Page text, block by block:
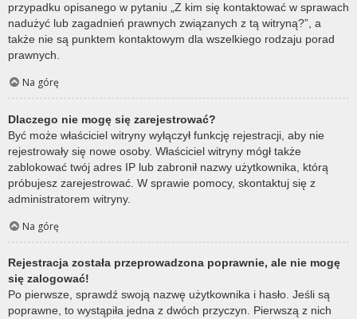
przypadku opisanego w pytaniu „Z kim się kontaktować w sprawach
nadużyć lub zagadnień prawnych związanych z tą witryną?”, a
także nie są punktem kontaktowym dla wszelkiego rodzaju porad
prawnych.
Na górę
Dlaczego nie mogę się zarejestrować?
Być może właściciel witryny wyłączył funkcję rejestracji, aby nie
rejestrowały się nowe osoby. Właściciel witryny mógł także
zablokować twój adres IP lub zabronił nazwy użytkownika, którą
próbujesz zarejestrować. W sprawie pomocy, skontaktuj się z
administratorem witryny.
Na górę
Rejestracja została przeprowadzona poprawnie, ale nie mogę
się zalogować!
Po pierwsze, sprawdź swoją nazwę użytkownika i hasło. Jeśli są
poprawne, to wystąpiła jedna z dwóch przyczyn. Pierwszą z nich